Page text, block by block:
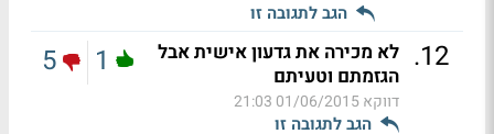
הגב לתגובה זו
12
. לא מכירה את גדעון אישית אבל
הגזמתם וטעיתם
דווקא01/06/2015 21:03
הגב לתגובה זו
1
5